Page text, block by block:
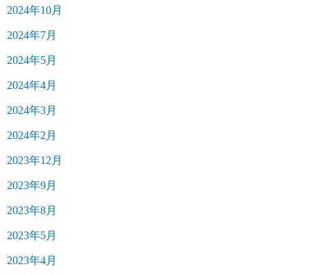
2024年10月
2024年7月
2024年5月
2024年4月
2024年3月
2024年2月
2023年12月
2023年9月
2023年8月
2023年5月
2023年4月